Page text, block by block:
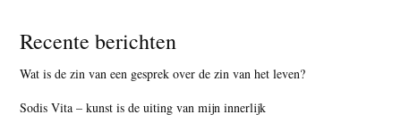
Recente berichten
Wat is de zin van een gesprek over de zin van het leven?
Sodis Vita – kunst is de uiting van mijn innerlijk